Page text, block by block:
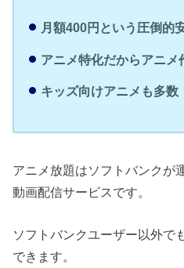
月額400円という圧倒的
アニメ特化だからアニメ
キッズ向けアニメも多数
アニメ放題はソフトバンクが
動画配信サービスです。
ソフトバンクユーザー以外で
できます。